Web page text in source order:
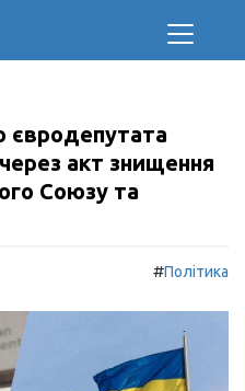
євродепутата
акт знищення
Союзу та
#Політика